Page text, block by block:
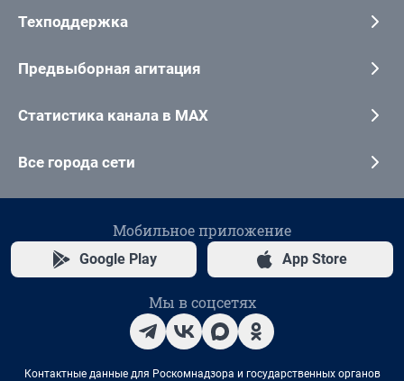
Техподдержка
Предвыборная агитация
Статистика канала в MAX
Все города сети
Мобильное приложение
Google Play App Store
Мы в соцсетях
Контактные данные для Роскомнадзора и государственных органов